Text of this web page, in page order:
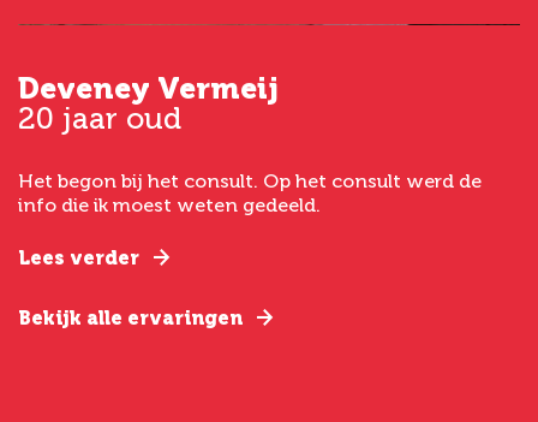
Deveney Vermeij
20 jaar oud
Het begon bij het consult. Op het consult werd de
info die ik moest weten gedeeld.
Lees verder
Bekijk alle ervaringen